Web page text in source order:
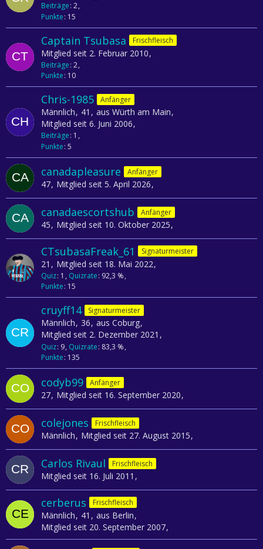
Beiträge 2
Punkte 15
Captain Tsubasa Frischfleisch
Mitglied seit 2. Februar 2010
Beiträge 2
Punkte 10
Chris-1985 Anfänger
Männlich 41
aus Würth am Main
Mitglied seit 6. Juni 2006
Beiträge 1
Punkte 5
canadapleasure Anfänger
47 Mitglied seit 5. April 2026
canadaescortshub Anfänger
45 Mitglied seit 10. Oktober 2025
CTsubasaFreak_61 Signaturmeister
21 Mitglied seit 18. Mai 2022
Quiz 1 Quizrate 92,3 %
Punkte 15
cruyff14 Signaturmeister
Männlich 36 aus Coburg
Mitglied seit 2. Dezember 2021
Quiz 9 Quizrate 83,3 %
Punkte 135
codyb99 Anfänger
27 Mitglied seit 16. September 2020
colejones Frischfleisch
Männlich Mitglied seit 27. August 2015
Carlos Rivaul Frischfleisch
Mitglied seit 16. Juli 2011
cerberus Frischfleisch
Männlich 41
aus Berlin
Mitglied seit 20. September 2007